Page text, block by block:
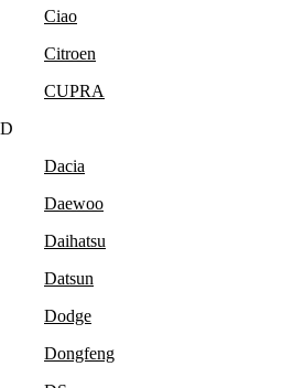
Ciao
Citroen
CUPRA
D
Dacia
Daewoo
Daihatsu
Datsun
Dodge
Dongfeng